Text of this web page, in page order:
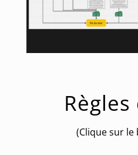
(Clique sur le